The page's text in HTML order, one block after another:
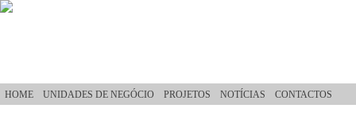
Passar para o conteúdo principal
HOME UNIDADES DE NEGÓCIO PROJETOS NOTÍCIAS CONTACTOS